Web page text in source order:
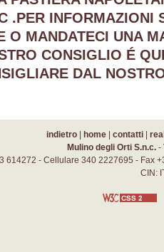
.PER INFORMAZIONI
O MANDATECI UNA
CONSIGLIO É
DAL
indietro| home| contatti|
Mulino degli Orti S.n.c. -
614272 - Cellulare 340 2227695 - Fax
CIN: